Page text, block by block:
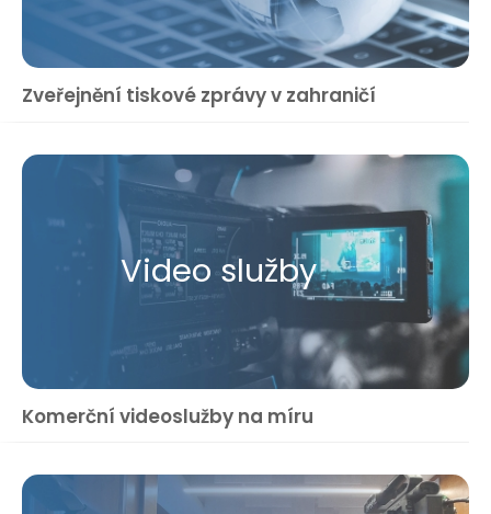
Zveřejnění tiskové zprávy v zahraničí
Video služby
Komerční videoslužby na míru